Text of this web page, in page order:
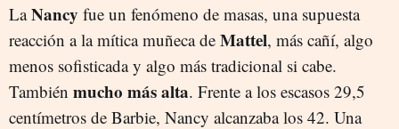
LaNancy fue un fenómeno de masas, una supuesta
reacción a la mítica muñeca de Mattel, más cañí, algo
menos sofisticada y algo más tradicional si cabe.
También mucho más alta. Frente a los escasos 29,5
centímetros de Barbie, Nancy alcanzaba los 42. Una